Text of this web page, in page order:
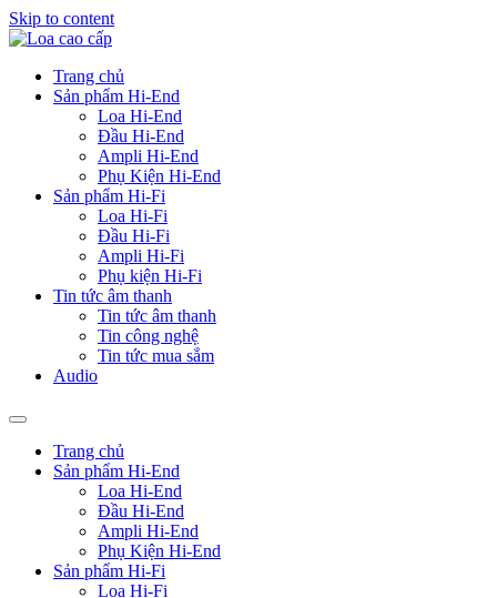
Skip to content
Trang chủ
Sản phẩm Hi-End
Loa Hi-End
Đầu Hi-End
Ampli Hi-End
Phụ Kiện Hi-End
Sản phẩm Hi-Fi
Loa Hi-Fi
Đầu Hi-Fi
Ampli Hi-Fi
Phụ kiện Hi-Fi
Tin tức âm thanh
Tin tức âm thanh
Tin công nghệ
Tin tức mua sắm
Audio
Trang chủ
Sản phẩm Hi-End
Loa Hi-End
Đầu Hi-End
Ampli Hi-End
Phụ Kiện Hi-End
Sản phẩm Hi-Fi
Loa Hi-Fi